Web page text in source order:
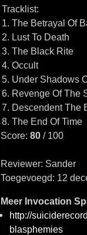
Tracklist:
1. The Betrayal Of
2. Lust To Death
3. The Black Rite
4. Occult
5. Under Shadows
6. Revenge Of The
7. Descendent The
8. The End Of Time
Score: 80/ 100
Reviewer: Sander
Toegevoegd: 12
Meer Invocation
http://
blasphemies